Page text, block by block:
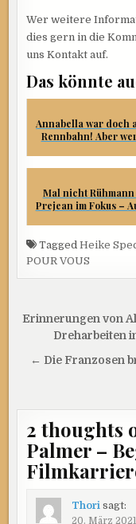
Wer weitere
dies gern in die
uns Kontakt auf.
Das könnte
Annabella war doch
Rennbahn! Aber
Mal nicht
Prejean im Fokus –
TaggedHeike
POUR VOUS
Erinnerungen von
Dreharbeiten
← Die Franzosen
2 thoughts
Palmer –
Thori sagt:
20. März